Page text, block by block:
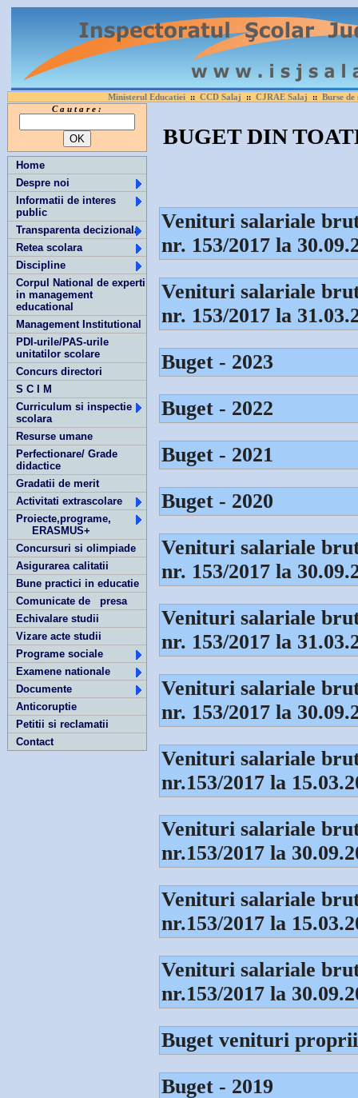
Ministerul Educatiei :: CCD Salaj :: CJRAE Salaj :: Burse
C a u t a r e :
Home
Despre noi
Informatii de interes
public
Transparenta decizionala
Retea scolara
Discipline
Corpul National de experti
in management
educational
Management Institutional
PDI-urile/PAS-urile
unitatilor scolare
Concurs directori
S C I M
Curriculum si inspectie
scolara
Resurse umane
Perfectionare/ Grade
didactice
Gradatii de merit
Activitati extrascolare
Proiecte,programe,
ERASMUS+
Concursuri si olimpiade
Asigurarea calitatii
Bune practici in educatie
Comunicate de presa
Echivalare studii
Vizare acte studii
Programe sociale
Examene nationale
Documente
Anticoruptie
Petitii si reclamatii
Contact
BUGET DIN
Venituri salariale
nr. 153/2017 la
Venituri salariale
nr. 153/2017 la
Buget - 2023
Buget - 2022
Buget - 2021
Buget - 2020
Venituri salariale
nr. 153/2017 la
Venituri salariale
nr. 153/2017 la
Venituri salariale
nr. 153/2017 la
Venituri salariale
nr.153/2017 la
Venituri salariale
nr.153/2017 la
Venituri salariale
nr.153/2017 la
Venituri salariale
nr.153/2017 la
Buget venituri
Buget - 2019